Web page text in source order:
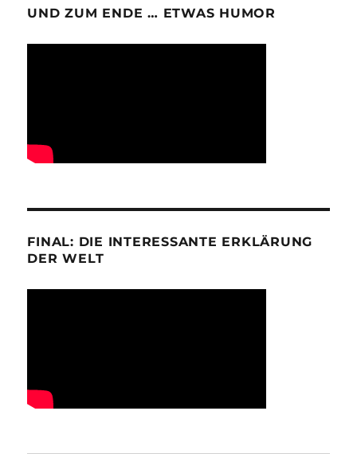
UND ZUM ENDE … ETWAS HUMOR
FINAL: DIE INTERESSANTE ERKLÄRUNG
DER WELT